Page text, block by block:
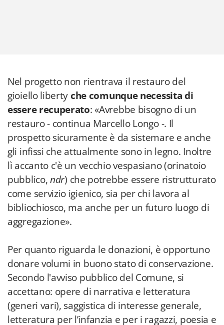
Nel progetto non rientrava il restauro del
gioiello liberty che comunque necessita di
essere recuperato: «Avrebbe bisogno di un
restauro - continua Marcello Longo -. Il
prospetto sicuramente è da sistemare e anche
gli infissi che attualmente sono in legno. Inoltre
lì accanto c'è un vecchio vespasiano (orinatoio
pubblico,ndr) che potrebbe essere ristrutturato
come servizio igienico, sia per chi lavora al
bibliochiosco, ma anche per un futuro luogo di
aggregazione».
Per quanto riguarda le donazioni, è opportuno
donare volumi in buono stato di conservazione.
Secondo l'avviso pubblico del Comune, si
accettano: opere di narrativa e letteratura
(generi vari), saggistica di interesse generale,
letteratura per l’infanzia e per i ragazzi, poesia e